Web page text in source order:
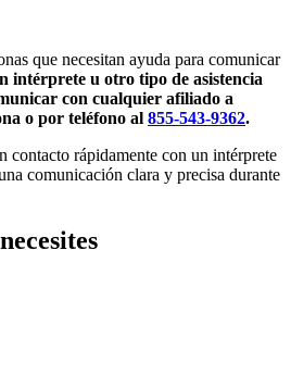
que necesitan ayuda para comunicar
intérprete u otro tipo de asistencia
con cualquier afiliado a
o por teléfono al 855-543-9362.
contacto rápidamente con un intérprete
comunicación clara y precisa durante